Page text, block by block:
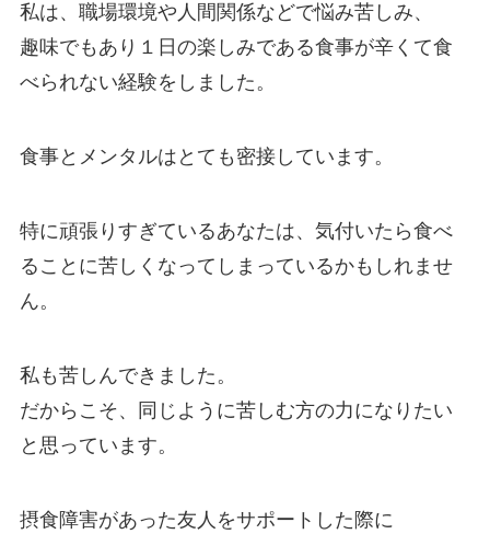
私は、職場環境や人間関係などで悩み苦しみ、
趣味でもあり１日の楽しみである食事が辛くて食
べられない経験をしました。
食事とメンタルはとても密接しています。
特に頑張りすぎているあなたは、気付いたら食べ
ることに苦しくなってしまっているかもしれませ
ん。
私も苦しんできました。
だからこそ、同じように苦しむ方の力になりたい
と思っています。
摂食障害があった友人をサポートした際に